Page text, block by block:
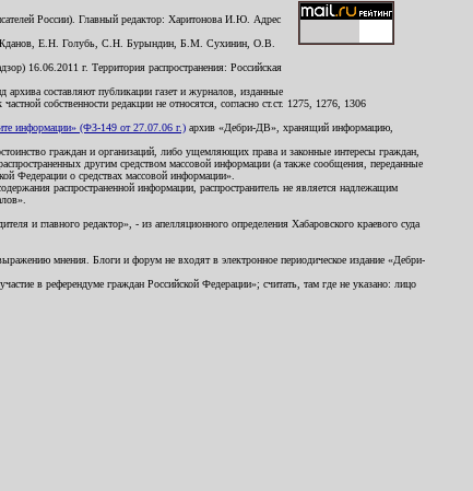
России). Главный редактор: Харитонова И.Ю. Адрес
Е.Н. Голубь, С.Н. Бурындин, Б.М. Сухинин, О.В.
16.06.2011 г. Территория распространения: Российская
архива составляют публикации газет и журналов, изданные
собственности редакции не относятся, согласно ст.ст. 1275, 1276, 1306
информации» (ФЗ-149 от 27.07.06 г.) архив «Дебри-ДВ», хранящий информацию,
граждан и организаций, либо ущемляющих права и законные интересы граждан,
другим средством массовой информации (а также сообщения, переданные
Федерации о средствах массовой информации».
распространенной информации, распространитель не является надлежащим
и главного редактор», - из апелляционного определения Хабаровского краевого суда
мнения. Блоги и форум не входят в электронное периодическое издание «Дебри-
в референдуме граждан Российской Федерации»; считать, там где не указано: лицо